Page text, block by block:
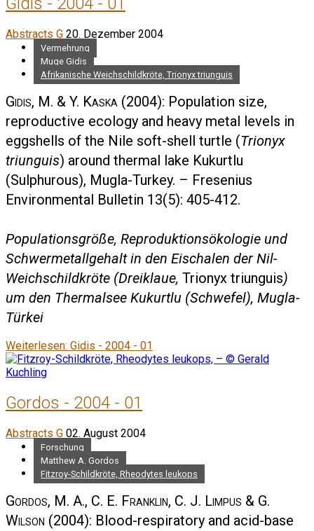
Abstracts G 20. Dezember 2004
Vermehrung
Muge Gidis
Afrikanische Weichschildkröte, Trionyx triunguis
Gidis, M. & Y. Kaska (2004): Population size,
reproductive ecology and heavy metal levels in
eggshells of the Nile soft-shell turtle (Trionyx
triunguis) around thermal lake Kukurtlu
(Sulphurous), Mugla-Turkey. – Fresenius
Environmental Bulletin 13(5): 405-412.
Populationsgröße, Reproduktionsökologie und
Schwermetallgehalt in den Eischalen der Nil-
Weichschildkröte (Dreiklaue, Trionyx triunguis)
um den Thermalsee Kukurtlu (Schwefel), Mugla-
Türkei
Weiterlesen: Gidis - 2004 - 01
Gordos - 2004 - 01
Abstracts G 02. August 2004
Forschung
Matthew A. Gordos
Fitzroy-Schildkröte, Rheodytes leukops
Gordos, M. A., C. E. Franklin, C. J. Limpus & G.
Wilson (2004): Blood-respiratory and acid-base